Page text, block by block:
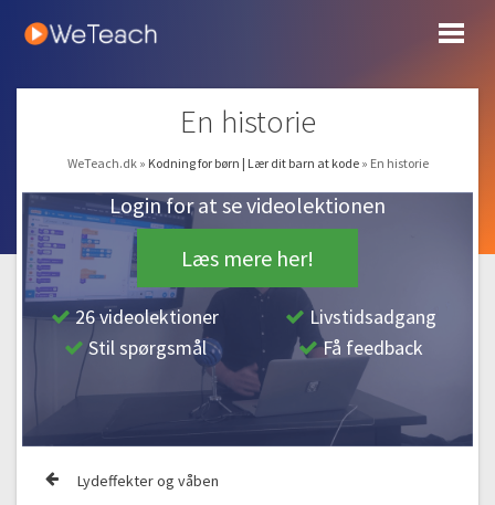
En historie
WeTeach.dk » Kodning for børn | Lær dit barn at kode » En historie
Login for at se videolektionen
Læs mere her!
26 videolektioner
Livstidsadgang
Stil spørgsmål
Få feedback
Lydeffekter og våben
Gratis video
12:55
14:18
12:27
#5 Points og lydeffekter
11:32
Endless runner | Et endeløst løbespil!
#6 Lav din egen animerede figur
11:34
10:54
#8 Forhindringer og kloner